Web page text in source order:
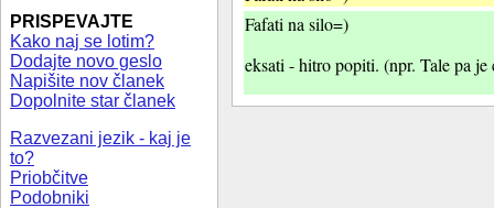
PRISPEVAJTE
Kako naj se lotim?
Dodajte novo geslo
Napišite nov članek
Dopolnite star članek
Razvezani jezik - kaj je
to?
Priobčitve
Podobniki
Fafati na silo=)
eksati - hitro popiti. (npr. Tale pa je